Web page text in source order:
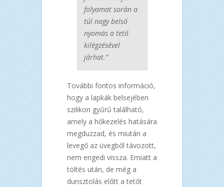
folyamat során a
túl nagy belső
nyomás a tető
kilégzésével
járhat.”
További fontos információ,
hogy a lapkák belsejében
szilikon gyűrű található,
amely a hőkezelés hatására
megduzzad, és miután a
levegő az üvegből távozott,
nem engedi vissza. Emiatt a
töltés után, de még a
dunsztolás előtt a tetőt